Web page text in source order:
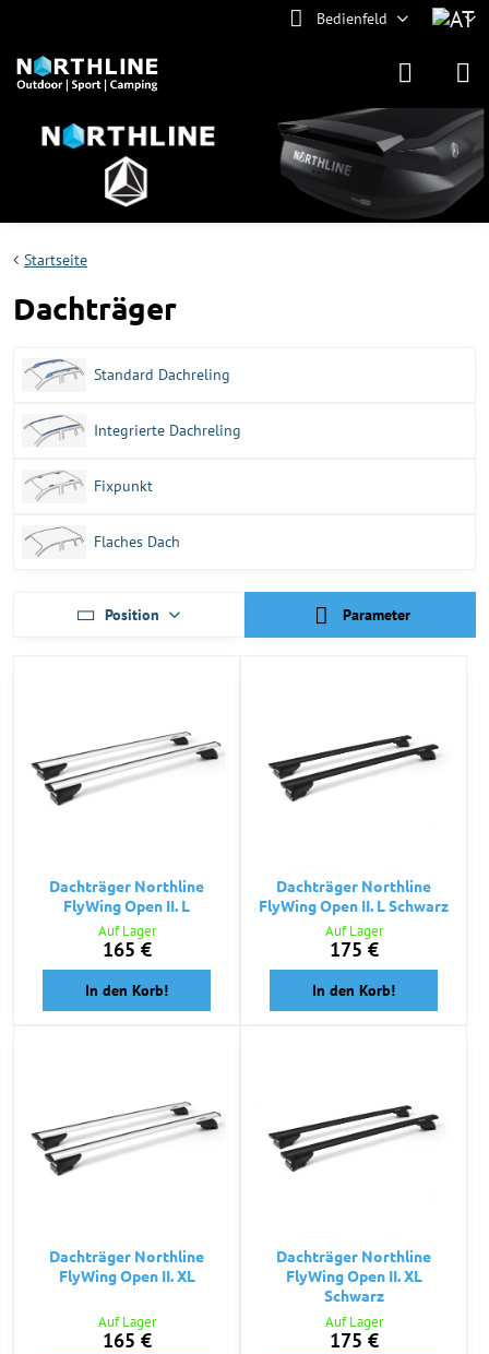
Bedienfeld
Startseite
Dachträger
Standard Dachreling
Integrierte Dachreling
Fixpunkt
Flaches Dach
Position Parameter
Dachträger Northline
FlyWing Open II. L
Auf Lager
165 €
In den Korb!
Dachträger Northline
FlyWing Open II. L Schwarz
Auf Lager
175 €
In den Korb!
Dachträger Northline
FlyWing Open II. XL
Auf Lager
165 €
Dachträger Northline
FlyWing Open II. XL
Schwarz
Auf Lager
175 €